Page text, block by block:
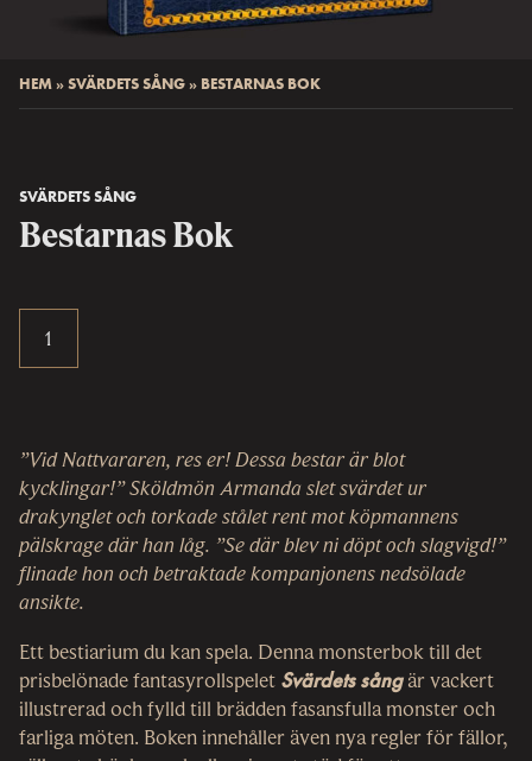
HEM»SVÄRDETS SÅNG» BESTARNAS BOK
SVÄRDETS SÅNG
Bestarnas Bok
”Vid Nattvararen, res er! Dessa bestar är blot
kycklingar!” Sköldmön Armanda slet svärdet ur
drakynglet och torkade stålet rent mot köpmannens
pälskrage där han låg. ”Se där blev ni döpt och slagvigd!”
flinade hon och betraktade kompanjonens nedsölade
ansikte.
Ett bestiarium du kan spela. Denna monsterbok till det
prisbelönade fantasyrollspelet Svärdets sångär vackert
illustrerad och fylld till brädden fasansfulla monster och
farliga möten. Boken innehåller även nya regler för fällor,